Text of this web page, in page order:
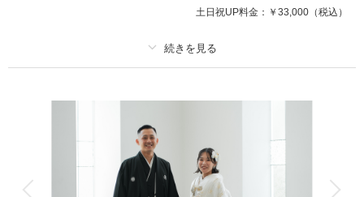
※ストッキング、靴下のみご持参ください土日祝UP料金： ￥33,000 （税込）
データ 1 カット
会食